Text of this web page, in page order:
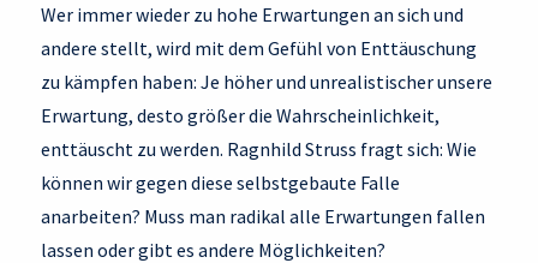
Wer immer wieder zu hohe Erwartungen an sich und
andere stellt, wird mit dem Gefühl von Enttäuschung
zu kämpfen haben: Je höher und unrealistischer unsere
Erwartung, desto größer die Wahrscheinlichkeit,
enttäuscht zu werden. Ragnhild Struss fragt sich: Wie
können wir gegen diese selbstgebaute Falle
anarbeiten? Muss man radikal alle Erwartungen fallen
lassen oder gibt es andere Möglichkeiten?